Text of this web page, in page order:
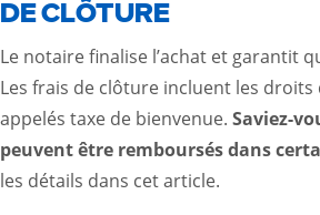
DE CLÔTURE
Le notaire finalise l’achat et garantit
Les frais de clôture incluent les
appelés taxe de bienvenue. Saviez-
peuvent être remboursés dans
les détails dans cetarticle.